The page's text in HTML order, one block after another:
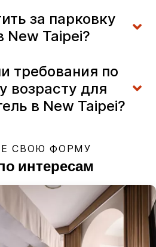
за парковку
New Taipei?
требования по
возрасту для
в New Taipei?
СВОЮ ФОРМУ
интересам